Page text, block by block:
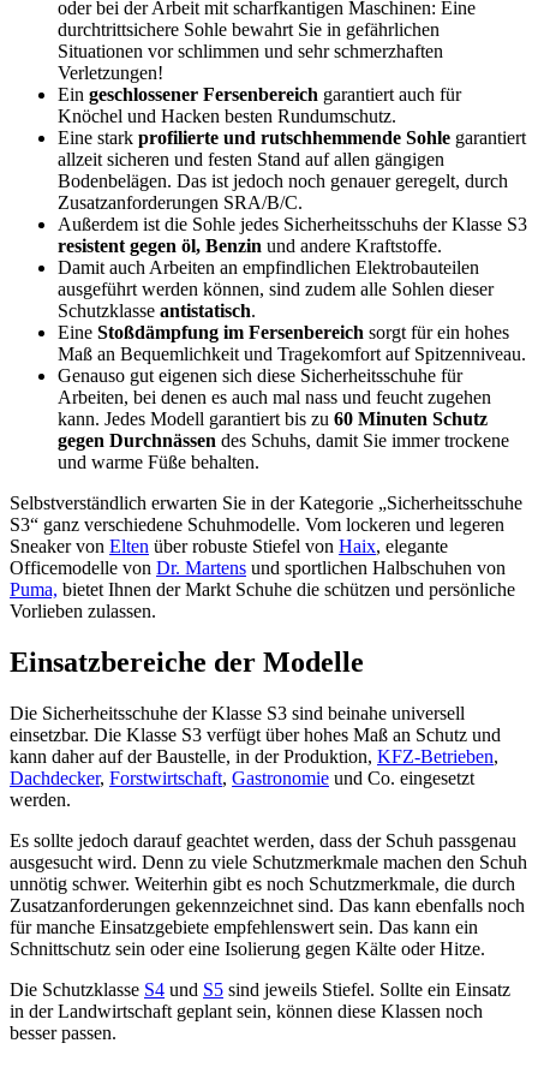
oder bei der Arbeit mit scharfkantigen Maschinen: Eine
durchtrittsichere Sohle bewahrt Sie in gefährlichen
Situationen vor schlimmen und sehr schmerzhaften
Verletzungen!
Ein geschlossener Fersenbereich garantiert auch für
Knöchel und Hacken besten Rundumschutz.
Eine stark profilierte und rutschhemmende Sohle garantiert
allzeit sicheren und festen Stand auf allen gängigen
Bodenbelägen. Das ist jedoch noch genauer geregelt, durch
Zusatzanforderungen SRA/B/C.
Außerdem ist die Sohle jedes Sicherheitsschuhs der Klasse S3
resistent gegen öl, Benzin und andere Kraftstoffe.
Damit auch Arbeiten an empfindlichen Elektrobauteilen
ausgeführt werden können, sind zudem alle Sohlen dieser
Schutzklasse antistatisch.
Eine Stoßdämpfung im Fersenbereich sorgt für ein hohes
Maß an Bequemlichkeit und Tragekomfort auf Spitzenniveau.
Genauso gut eigenen sich diese Sicherheitsschuhe für
Arbeiten, bei denen es auch mal nass und feucht zugehen
kann. Jedes Modell garantiert bis zu 60 Minuten Schutz
gegen Durchnässen des Schuhs, damit Sie immer trockene
und warme Füße behalten.
Selbstverständlich erwarten Sie in der Kategorie „Sicherheitsschuhe
S3“ ganz verschiedene Schuhmodelle. Vom lockeren und legeren
Sneaker von Elten über robuste Stiefel von Haix, elegante
Officemodelle von Dr. Martens und sportlichen Halbschuhen von
Puma, bietet Ihnen der Markt Schuhe die schützen und persönliche
Vorlieben zulassen.
Einsatzbereiche der Modelle
Die Sicherheitsschuhe der Klasse S3 sind beinahe universell
einsetzbar. Die Klasse S3 verfügt über hohes Maß an Schutz und
kann daher auf der Baustelle, in der Produktion, KFZ-Betrieben,
Dachdecker, Forstwirtschaft, Gastronomie und Co. eingesetzt
werden.
Es sollte jedoch darauf geachtet werden, dass der Schuh passgenau
ausgesucht wird. Denn zu viele Schutzmerkmale machen den Schuh
unnötig schwer. Weiterhin gibt es noch Schutzmerkmale, die durch
Zusatzanforderungen gekennzeichnet sind. Das kann ebenfalls noch
für manche Einsatzgebiete empfehlenswert sein. Das kann ein
Schnittschutz sein oder eine Isolierung gegen Kälte oder Hitze.
Die Schutzklasse S4 und S5 sind jeweils Stiefel. Sollte ein Einsatz
in der Landwirtschaft geplant sein, können diese Klassen noch
besser passen.